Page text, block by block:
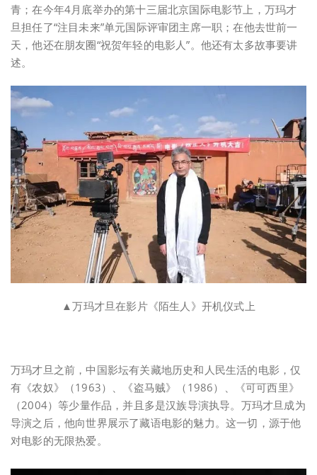
青；在今年4月底举办的第十三届北京国际电影节上，万玛才
旦担任了“注目未来”单元国际评审团主席一职；在他去世前一
天，他还在朋友圈“祝贺年轻的电影人”。他还有太多故事要讲
述。
▲万玛才旦在影片《陌生人》开机仪式上
万玛才旦之前，中国影坛有关藏地历史和人民生活的电影，仅
有《农奴》（1963）、《盗马贼》（1986）、《可可西里》
（2004）等少量作品，并且多是汉族导演执导。万玛才旦成为
导演之后，他向世界展示了藏语电影的魅力。这一切，源于他
对电影的无限热爱。